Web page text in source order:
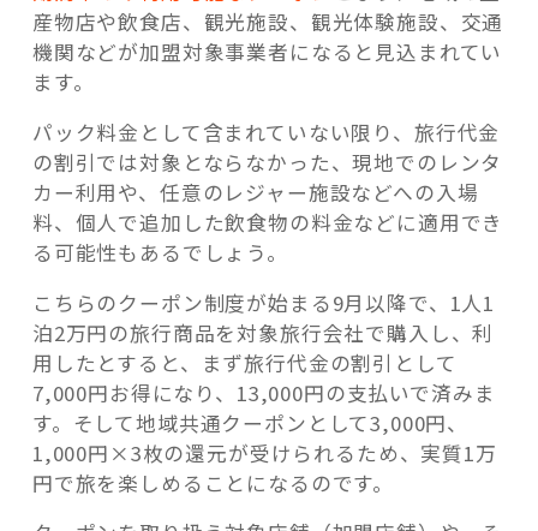
産物店や飲食店、観光施設、観光体験施設、交通
機関などが加盟対象事業者になると見込まれてい
ます。
パック料金として含まれていない限り、旅行代金
の割引では対象とならなかった、現地でのレンタ
カー利用や、任意のレジャー施設などへの入場
料、個人で追加した飲食物の料金などに適用でき
る可能性もあるでしょう。
こちらのクーポン制度が始まる9月以降で、1人1
泊2万円の旅行商品を対象旅行会社で購入し、利
用したとすると、まず旅行代金の割引として
7,000円お得になり、13,000円の支払いで済みま
す。そして地域共通クーポンとして3,000円、
1,000円×3枚の還元が受けられるため、実質1万
円で旅を楽しめることになるのです。